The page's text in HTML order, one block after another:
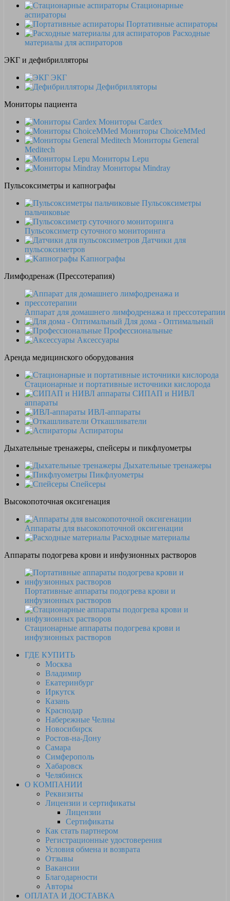
Стационарные
аспираторы
Портативные аспираторы
Расходные
материалы для аспираторов
ЭКГ и дефибрилляторы
ЭКГ
Дефибрилляторы
Мониторы пациента
Мониторы Cardex
Мониторы ChoiceMMed
Мониторы General
Meditech
Мониторы Lepu
Мониторы Mindray
Пульсоксиметры и капнографы
Пульсоксиметры
пальчиковые
Пульсоксиметр суточного мониторинга
Датчики для
пульсоксиметров
Kапнографы
Лимфодренаж (Прессотерапия)
Аппарат для домашнего лимфодренажа и прессотерапии
Для дома - Оптимальный
Профессиональные
Аксессуары
Аренда медицинского оборудования
Стационарные и портативные источники кислорода
СИПАП и НИВЛ
аппараты
ИВЛ-аппараты
Откашливатели
Аспираторы
Дыхательные тренажеры, спейсеры и пикфлуометры
Дыхательные тренажеры
Пикфлуометры
Спейсеры
Высокопоточная оксигенация
Аппараты для высокопоточной оксигенации
Расходные материалы
Аппараты подогрева крови и инфузионных растворов
Портативные аппараты подогрева крови и
инфузионных растворов
Стационарные аппараты подогрева крови и
инфузионных растворов
ГДЕ КУПИТЬ
Москва
Владимир
Екатеринбург
Иркутск
Казань
Краснодар
Набережные Челны
Новосибирск
Ростов-на-Дону
Самара
Симферополь
Хабаровск
Челябинск
О КОМПАНИИ
Реквизиты
Лицензии и сертификаты
Лицензии
Сертификаты
Как стать партнером
Регистрационные удостоверения
Условия обмена и возврата
Отзывы
Вакансии
Благодарности
Авторы
ОПЛАТА И ДОСТАВКА